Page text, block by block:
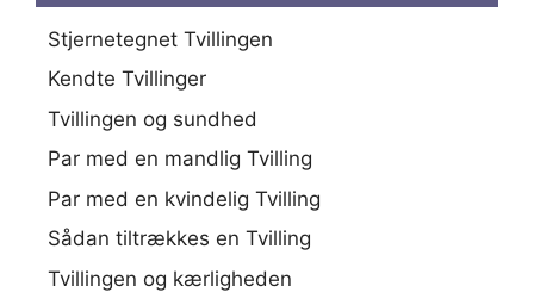
Stjernetegnet Tvillingen
Kendte Tvillinger
Tvillingen og sundhed
Par med en mandlig Tvilling
Par med en kvindelig Tvilling
Sådan tiltrækkes en Tvilling
Tvillingen og kærligheden